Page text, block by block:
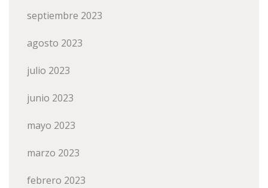
septiembre 2023
agosto 2023
julio 2023
junio 2023
mayo 2023
marzo 2023
febrero 2023